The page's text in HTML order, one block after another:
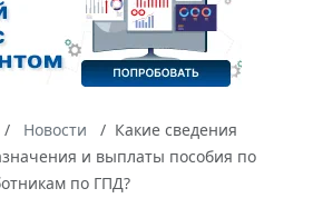
Новости
Какие сведения
и выплаты пособия по
по ГПД?